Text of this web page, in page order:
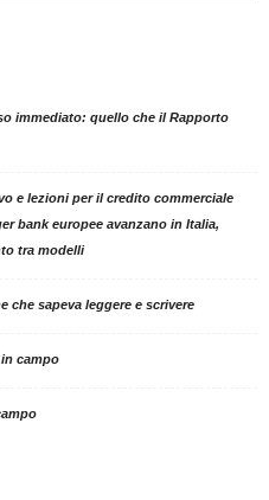
immediato: quello che il Rapporto
e lezioni per il credito commerciale
bank europee avanzano in Italia,
tra modelli
che sapeva leggere e scrivere
campo